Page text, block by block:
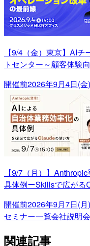
【9/4（金）東京】AI
トセンター～顧客体験
開催前2026年9月4日(金
【9/7（月）】
具体例ーSkillsで広がる
開催前2026年9月7日(月
セミナー一覧会社説明
関連記事